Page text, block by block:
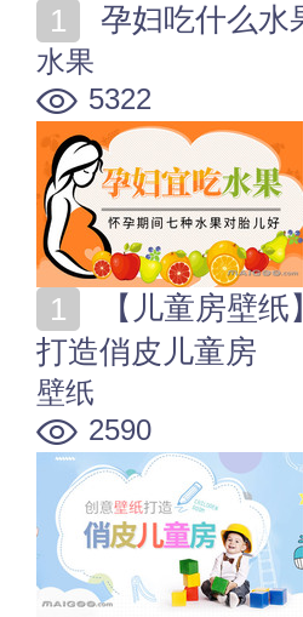
孕妇吃什么水
水果
5322
打造俏皮儿童房
壁纸
2590